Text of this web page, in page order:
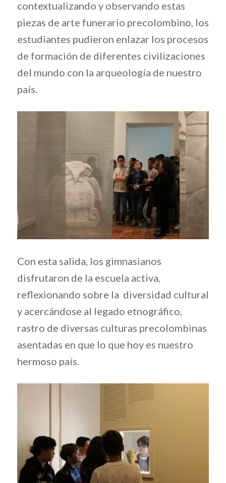
contextualizando y observando estas
piezas de arte funerario precolombino, los
estudiantes pudieron enlazar los procesos
de formación de diferentes civilizaciones
del mundo con la arqueología de nuestro
país.
​Con esta salida, los gimnasianos
disfrutaron de la escuela activa,
reflexionando sobre la diversidad cultural
y acercándose al legado etnográfico,
rastro de diversas culturas precolombinas
asentadas en que lo que hoy es nuestro
hermoso país.